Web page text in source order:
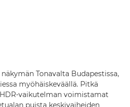
Tonavalta Budapestissa,
myöhäiskeväällä. Pitkä
vaikutelman voimistamat
puista keskivaiheiden